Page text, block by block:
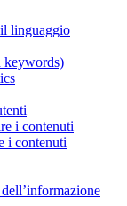
linguaggio
keywords)
i contenuti
i contenuti